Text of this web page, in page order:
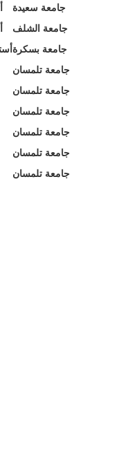
جامعة سعيدة
جامعة الشلف
جامعة بسكرة
جامعة تلمسان
جامعة تلمسان
جامعة تلمسان
جامعة تلمسان
جامعة تلمسان
جامعة تلمسان